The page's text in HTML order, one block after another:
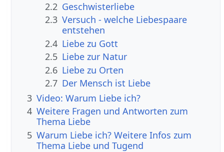
2.2 Geschwisterliebe
2.3 Versuch - welche Liebespaare
entstehen
2.4 Liebe zu Gott
2.5 Liebe zur Natur
2.6 Liebe zu Orten
2.7 Der Mensch ist Liebe
3 Video: Warum Liebe ich?
4 Weitere Fragen und Antworten zum
Thema Liebe
5 Warum Liebe ich? Weitere Infos zum
Thema Liebe und Tugend